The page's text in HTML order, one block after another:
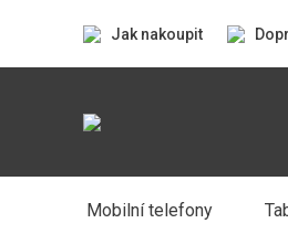
Jak nakoupit
Mobilní telefony